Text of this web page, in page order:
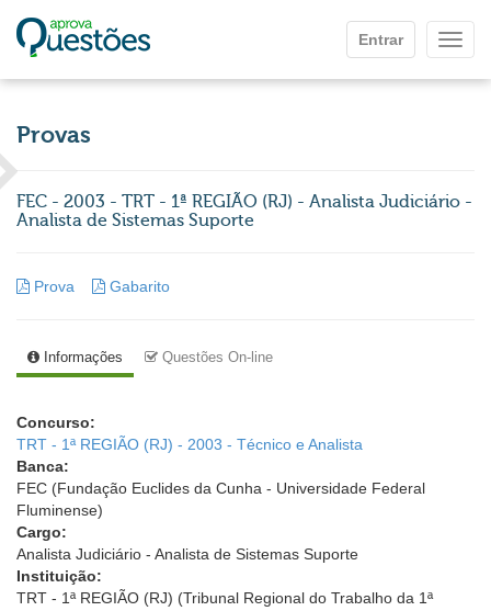
Entrar
Provas
FEC - 2003 - TRT - 1ª REGIÃO (RJ) - Analista Judiciário -
Analista de Sistemas Suporte
Prova Gabarito
Informações Questões On-line
Concurso:
TRT - 1ª REGIÃO (RJ) - 2003 - Técnico e Analista
Banca:
FEC (Fundação Euclides da Cunha - Universidade Federal
Fluminense)
Cargo:
Analista Judiciário - Analista de Sistemas Suporte
Instituição:
TRT - 1ª REGIÃO (RJ) (Tribunal Regional do Trabalho da 1ª